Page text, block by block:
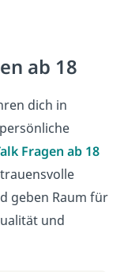
ab 18
dich in
Fragen ab 18
geben Raum für
und